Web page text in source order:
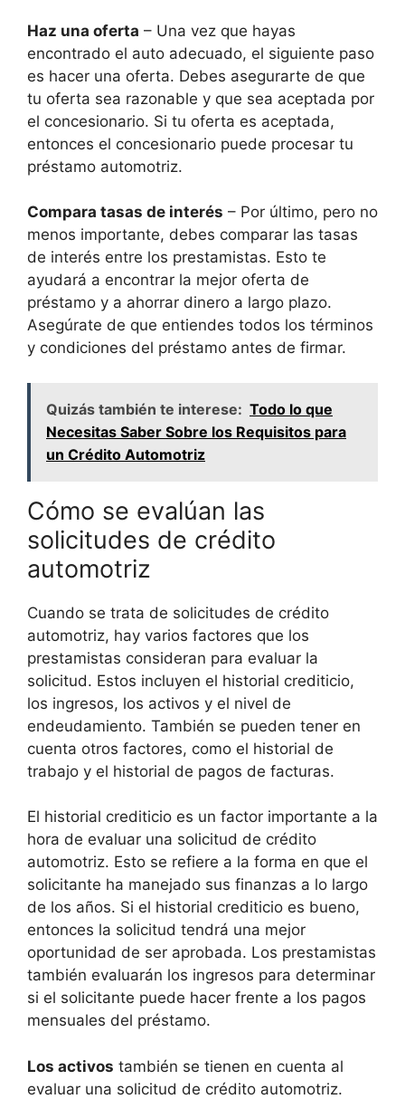
Haz una oferta – Una vez que hayas
encontrado el auto adecuado, el siguiente paso
es hacer una oferta. Debes asegurarte de que
tu oferta sea razonable y que sea aceptada por
el concesionario. Si tu oferta es aceptada,
entonces el concesionario puede procesar tu
préstamo automotriz.
Compara tasas de interés – Por último, pero no
menos importante, debes comparar las tasas
de interés entre los prestamistas. Esto te
ayudará a encontrar la mejor oferta de
préstamo y a ahorrar dinero a largo plazo.
Asegúrate de que entiendes todos los términos
y condiciones del préstamo antes de firmar.
Quizás también te interese: Todo lo que
Necesitas Saber Sobre los Requisitos para
un Crédito Automotriz
Cómo se evalúan las
solicitudes de crédito
automotriz
Cuando se trata de solicitudes de crédito
automotriz, hay varios factores que los
prestamistas consideran para evaluar la
solicitud. Estos incluyen el historial crediticio,
los ingresos, los activos y el nivel de
endeudamiento. También se pueden tener en
cuenta otros factores, como el historial de
trabajo y el historial de pagos de facturas.
El historial crediticio es un factor importante a la
hora de evaluar una solicitud de crédito
automotriz. Esto se refiere a la forma en que el
solicitante ha manejado sus finanzas a lo largo
de los años. Si el historial crediticio es bueno,
entonces la solicitud tendrá una mejor
oportunidad de ser aprobada. Los prestamistas
también evaluarán los ingresos para determinar
si el solicitante puede hacer frente a los pagos
mensuales del préstamo.
Los activos también se tienen en cuenta al
evaluar una solicitud de crédito automotriz.